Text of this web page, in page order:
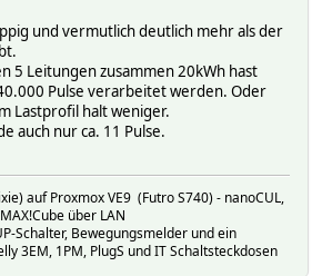
und vermutlich deutlich mehr als der
5 Leitungen zusammen 20kWh hast
Pulse verarbeitet werden. Oder
Lastprofil halt weniger.
auch nur ca. 11 Pulse.
auf Proxmox VE9 (Futro S740) - nanoCUL,
über LAN
Schalter, Bewegungsmelder und ein
3EM, 1PM, PlugS und IT Schaltsteckdosen